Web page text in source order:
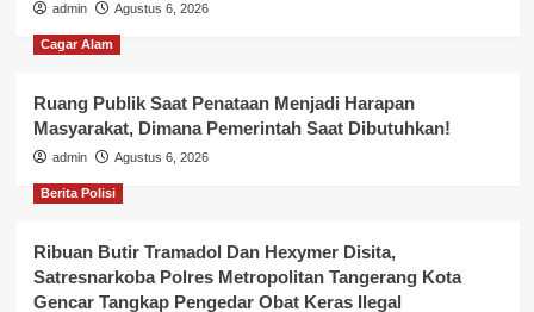
admin Agustus 6, 2026
Cagar Alam
Ruang Publik Saat Penataan Menjadi Harapan
Masyarakat, Dimana Pemerintah Saat Dibutuhkan!
admin Agustus 6, 2026
Berita Polisi
Ribuan Butir Tramadol Dan Hexymer Disita,
Satresnarkoba Polres Metropolitan Tangerang Kota
Gencar Tangkap Pengedar Obat Keras Ilegal